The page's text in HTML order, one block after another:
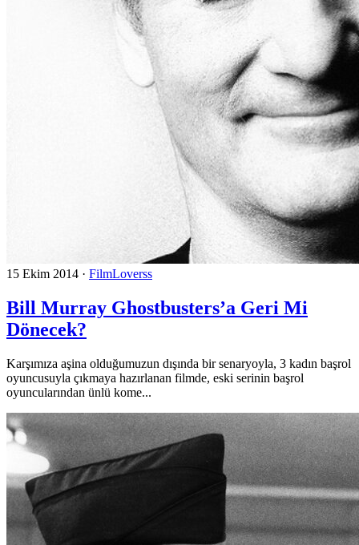
15 Ekim 2014 · FilmLoverss
Bill Murray Ghostbusters’a Geri Mi
Dönecek?
Karşımıza aşina olduğumuzun dışında bir senaryoyla, 3 kadın başrol
oyuncusuyla çıkmaya hazırlanan filmde, eski serinin başrol
oyuncularından ünlü kome...